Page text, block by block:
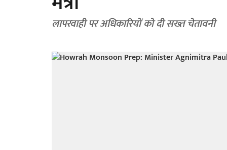
लापरवाही पर अधिकारियों को दी सख्त चेतावनी